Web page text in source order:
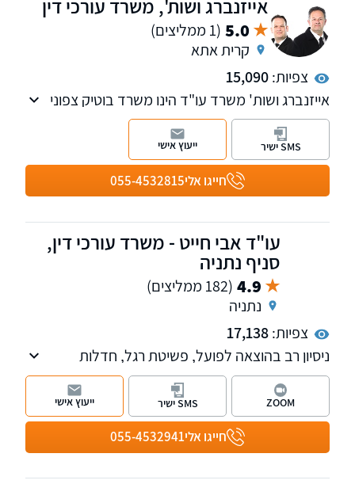
אייזנברג ושות', משרד עורכי דין
5.0 (1 ממליצים)
קרית אתא
צפיות:15,090
אייזנברג ושות' משרד עו"ד הינו משרד בוטיק צפוני
בעל למעלה מ-20 שנות ניסיון בתחום המקרקעין
והמשפט המנהלי, בדגש על תכנון ובניה בכל
ההיבטים (מנהלי אזרחי ופלילי), ליווי פרוייקטים וליווי
קבלנים משלב כריתת החוזה ועד מסירת החזקה
חייגו אלי055-4532815
SMS ישיר ייעוץ אישי
עו"ד אבי חייט - משרד עורכי דין,
סניף נתניה
4.9 (182 ממליצים)
נתניה
צפיות:17,138
ניסיון רב בהוצאה לפועל, פשיטת רגל, חדלות
פירעון, מחיקת חובות, משפט אזרחי ומסחרי, דיני
ירושה, ניהול סכסוכים בהליכי גישור ובוררות,
ערעורים מורכבים והסדרי חובות ללא חדלות
פירעון.
חייגו אלי055-4532941
ZOOM SMS ישיר ייעוץ אישי